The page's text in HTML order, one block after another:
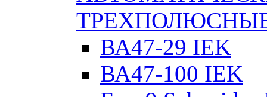
ВА47-29 IEK
ВА47-100 IEK